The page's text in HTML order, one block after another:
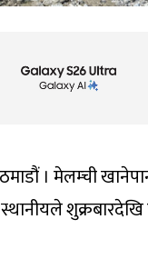
। मेलम्ची